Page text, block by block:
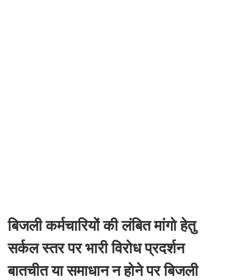
बिजली कर्मचारियों की लंबित मांगो हेतु
सर्कल स्तर पर भारी विरोध प्रदर्शन
बातचीत या समाधान न होने पर बिजली